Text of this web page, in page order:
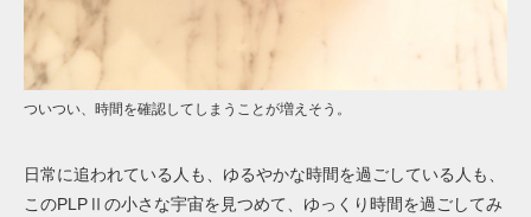
ついつい、時間を確認してしまうことが増えそう。
日常に追われている人も、ゆるやかな時間を過ごしている人も、
このPLPⅡの小さな宇宙を見つめて、ゆっくり時間を過ごしてみ